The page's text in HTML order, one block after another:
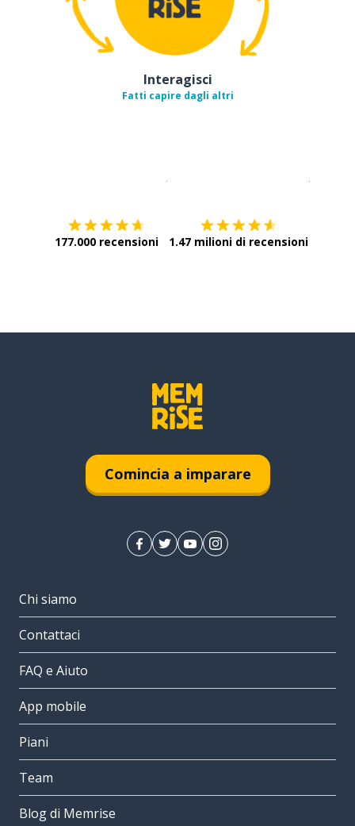
Interagisci
Fatti capire dagli altri
177.000 recensioni 1.47 milioni di recensioni
Comincia a imparare
Chi siamo
Contattaci
FAQ e Aiuto
App mobile
Piani
Team
Blog di Memrise